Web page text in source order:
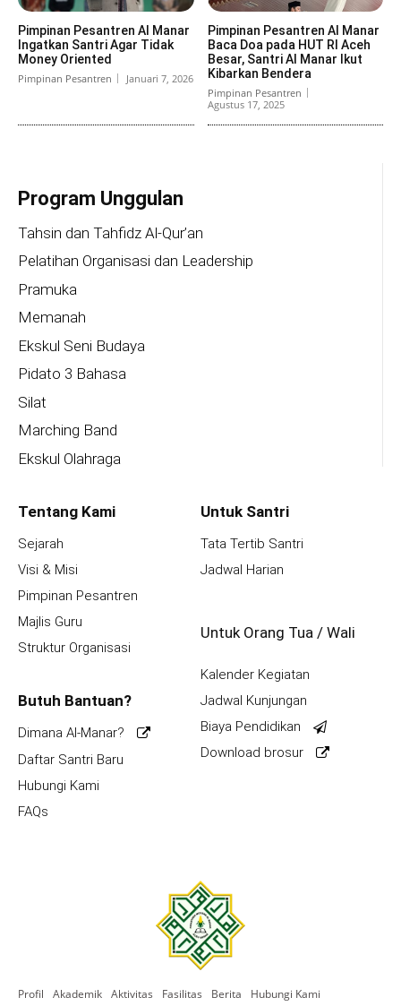
Pimpinan Pesantren Al Manar
Ingatkan Santri Agar Tidak
Money Oriented
Pimpinan Pesantren Januari 7, 2026
Pimpinan Pesantren Al Manar
Baca Doa pada HUT RI Aceh
Besar, Santri Al Manar Ikut
Kibarkan Bendera
Pimpinan Pesantren
Agustus 17, 2025
Program Unggulan
Tahsin dan Tahfidz Al-Qur’an
Pelatihan Organisasi dan Leadership
Pramuka
Memanah
Ekskul Seni Budaya
Pidato 3 Bahasa
Silat
Marching Band
Ekskul Olahraga
Tentang Kami
Sejarah
Visi & Misi
Pimpinan Pesantren
Majlis Guru
Struktur Organisasi
Butuh Bantuan?
Dimana Al-Manar?
Daftar Santri Baru
Hubungi Kami
FAQs
Untuk Santri
Tata Tertib Santri
Jadwal Harian
Untuk Orang Tua / Wali
Kalender Kegiatan
Jadwal Kunjungan
Biaya Pendidikan
Download brosur
Profil Akademik Aktivitas Fasilitas Berita Hubungi Kami